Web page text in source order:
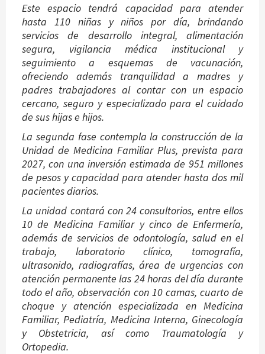
Este espacio tendrá capacidad para atender
hasta 110 niñas y niños por día, brindando
servicios de desarrollo integral, alimentación
segura, vigilancia médica institucional y
seguimiento a esquemas de vacunación,
ofreciendo además tranquilidad a madres y
padres trabajadores al contar con un espacio
cercano, seguro y especializado para el cuidado
de sus hijas e hijos.
La segunda fase contempla la construcción de la
Unidad de Medicina Familiar Plus, prevista para
2027, con una inversión estimada de 951 millones
de pesos y capacidad para atender hasta dos mil
pacientes diarios.
La unidad contará con 24 consultorios, entre ellos
10 de Medicina Familiar y cinco de Enfermería,
además de servicios de odontología, salud en el
trabajo, laboratorio clínico, tomografía,
ultrasonido, radiografías, área de urgencias con
atención permanente las 24 horas del día durante
todo el año, observación con 10 camas, cuarto de
choque y atención especializada en Medicina
Familiar, Pediatría, Medicina Interna, Ginecología
y Obstetricia, así como Traumatología y
Ortopedia.